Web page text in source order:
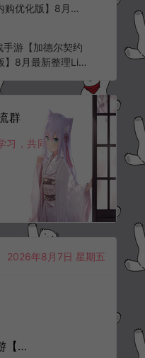
购优化版】8月最
细搭建教程+视频
手游【加德尔契约
】8月最新整理Lin
果双端+详细搭建
群
习，共同
2026年8月7日 星期五
XO三端引擎传奇手游【灰狐录】10月最新整理Win一键服务端+PC安卓苹果+详细搭建教程+视频教程